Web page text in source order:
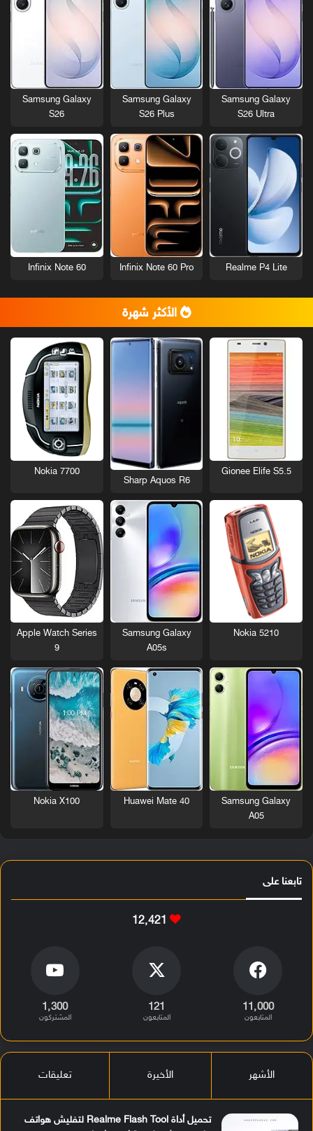
Samsung Galaxy
S26 Ultra
Samsung Galaxy
S26 Plus
Samsung Galaxy
S26
Realme P4 Lite
Infinix Note 60 Pro
Infinix Note 60
الأكثر شهرة
Gionee Elife S5.5
Sharp Aquos R6
Nokia 7700
Nokia 5210
Samsung Galaxy
A05s
Apple Watch Series
9
Samsung Galaxy
A05
Huawei Mate 40
Nokia X100
تابعنا على
12٬421
11٬000
المتابعون
121
المتابعون
1٬300
المشتركون
الأشهر الأخيرة تعليقات
تحميل أداة Realme Flash Tool لتفليش هواتف